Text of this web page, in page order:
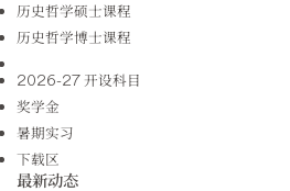
历史哲学硕士课程
历史哲学博士课程
2026-27 开设科目
奖学金
暑期实习
下载区
最新动态